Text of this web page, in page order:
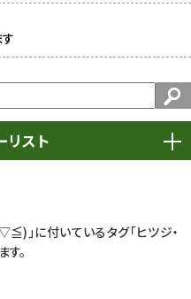
リスト
」に付いているタグ「ヒツジ・
。